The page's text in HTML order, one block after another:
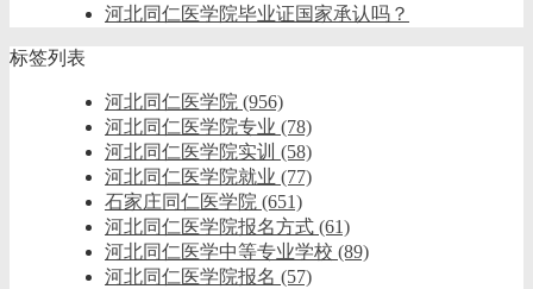
河北同仁医学院毕业证国家承认吗？
标签列表
河北同仁医学院 (956)
河北同仁医学院专业 (78)
河北同仁医学院实训 (58)
河北同仁医学院就业 (77)
石家庄同仁医学院 (651)
河北同仁医学院报名方式 (61)
河北同仁医学中等专业学校 (89)
河北同仁医学院报名 (57)